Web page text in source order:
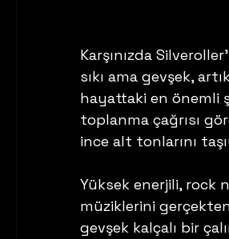
Karşınızda
sıkı ama gevşek,
hayattaki en önemli
toplanma çağrısı
ince alt tonlarını
Yüksek enerjili, rock
müziklerini
gevşek kalçalı bir